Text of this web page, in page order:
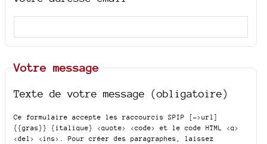
Votre message
Texte de votre message (obligatoire)
Ce formulaire accepte les raccourcis SPIP
[->url]
{{gras}} {italique} <quote> <code>
et le code HTML <q>
<del> <ins>
. Pour créer des paragraphes, laissez